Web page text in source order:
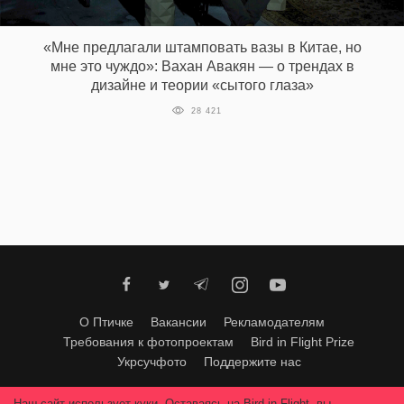
«Мне предлагали штамповать вазы в Китае, но
мне это чуждо»: Вахан Авакян — о трендах в
дизайне и теории «сытого глаза»
28 421
О Птичке Вакансии
Рекламодателям
Требования к фотопроектам
Bird in Flight Prize
Укрсучфото
Поддержите нас
Любое использование материалов допускается только с согласия